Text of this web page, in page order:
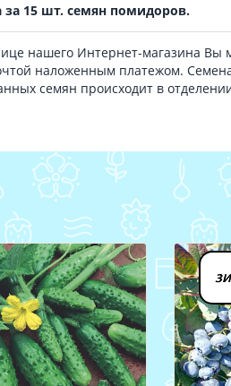
за 15 шт. семян помидоров.
нашего Интернет-магазина Вы
наложенным платежом.
семян происходит в